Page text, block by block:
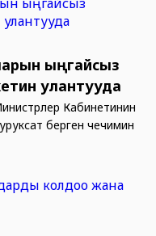
ыңгайсыз
улантууда
Кабинетинин
берген чечимин